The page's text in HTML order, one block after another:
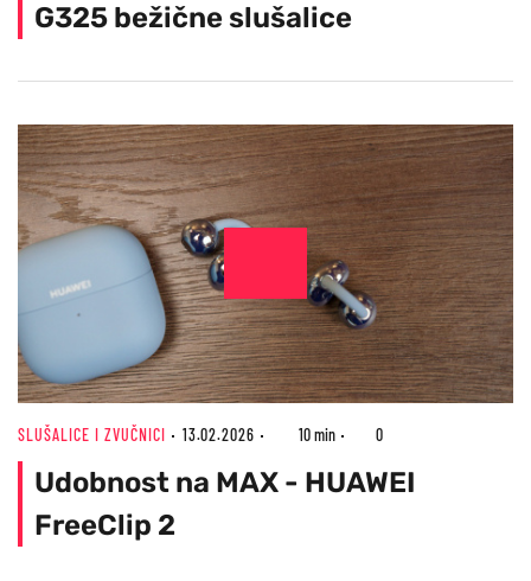
G325 bežične slušalice
SLUŠALICE I ZVUČNICI 13.02.2026 10 min 0
Udobnost na MAX - HUAWEI
FreeClip 2